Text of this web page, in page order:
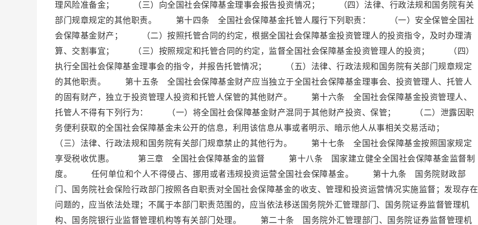
理风险准备金； （三）向全国社会保障基金理事会报告投资情况； （四）法律、行政法规和国务院有关
部门规章规定的其他职责。 第十四条 全国社会保障基金托管人履行下列职责： （一）安全保管全国社
会保障基金财产； （二）按照托管合同的约定，根据全国社会保障基金投资管理人的投资指令，及时办理清
算、交割事宜； （三）按照规定和托管合同的约定，监督全国社会保障基金投资管理人的投资； （四）
执行全国社会保障基金理事会的指令，并报告托管情况； （五）法律、行政法规和国务院有关部门规章规定
的其他职责。 第十五条 全国社会保障基金财产应当独立于全国社会保障基金理事会、投资管理人、托管人
的固有财产，独立于投资管理人投资和托管人保管的其他财产。 第十六条 全国社会保障基金投资管理人、
托管人不得有下列行为： （一）将全国社会保障基金财产混同于其他财产投资、保管； （二）泄露因职
务便利获取的全国社会保障基金未公开的信息，利用该信息从事或者明示、暗示他人从事相关交易活动；
（三）法律、行政法规和国务院有关部门规章禁止的其他行为。 第十七条 全国社会保障基金按照国家规定
享受税收优惠。 第三章 全国社会保障基金的监督 第十八条 国家建立健全全国社会保障基金监督制
度。 任何单位和个人不得侵占、挪用或者违规投资运营全国社会保障基金。 第十九条 国务院财政部
门、国务院社会保险行政部门按照各自职责对全国社会保障基金的收支、管理和投资运营情况实施监督；发现存在
问题的，应当依法处理；不属于本部门职责范围的，应当依法移送国务院外汇管理部门、国务院证券监督管理机
构、国务院银行业监督管理机构等有关部门处理。 第二十条 国务院外汇管理部门、国务院证券监督管理机